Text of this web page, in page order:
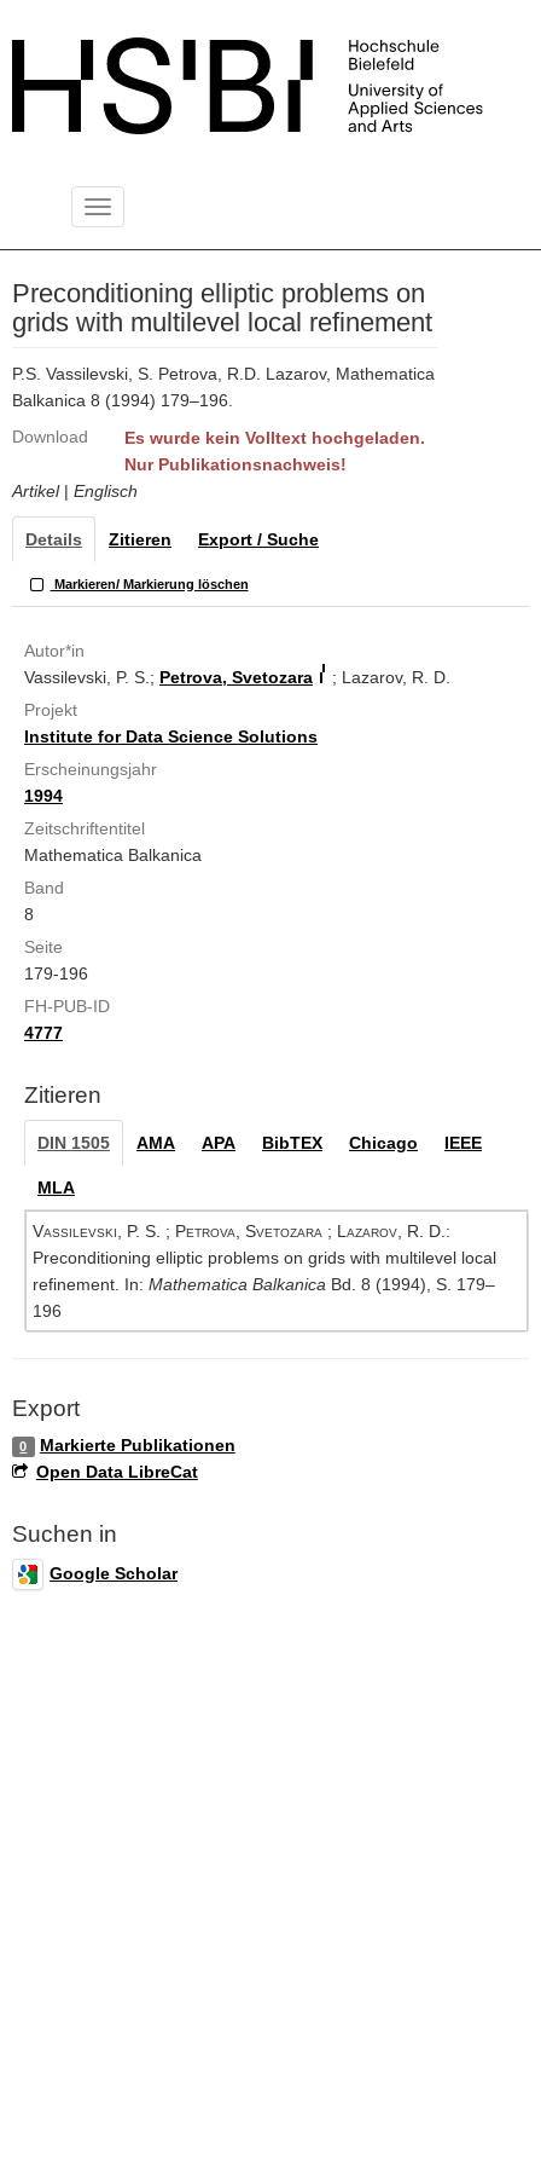
Toggle
Preconditioning elliptic problems on
grids with multilevel local refinement
P.S. Vassilevski, S. Petrova, R.D. Lazarov, Mathematica
Balkanica 8 (1994) 179–196.
Download
Es wurde kein Volltext hochgeladen.
Nur Publikationsnachweis!
Artikel| Englisch
Details Zitieren Export / Suche
Markieren/ Markierung löschen
Autor*in
Vassilevski, P. S.; Petrova, Svetozara
; Lazarov, R. D.
Projekt
Institute for Data Science Solutions
Erscheinungsjahr
1994
Zeitschriftentitel
Mathematica Balkanica
Band
8
Seite
179-196
FH-PUB-ID
4777
Zitieren
DIN 1505 AMA APA BibTEX Chicago IEEE
MLA
Vassilevski, P. S. ; Petrova, Svetozara ; Lazarov, R. D. :
Preconditioning elliptic problems on grids with multilevel local
refinement. In: Mathematica Balkanica Bd. 8 (1994), S. 179–
196
Export
0
Markierte Publikationen
Open Data LibreCat
Suchen in
Google Scholar